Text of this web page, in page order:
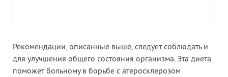
Рекомендации, описанные выше, следует соблюдать и
для улучшения общего состояния организма. Эта диета
поможет больному в борьбе с атеросклерозом